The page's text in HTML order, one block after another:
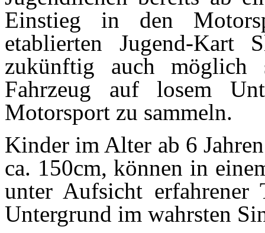
Einstieg in den
etablierten Jugend-Kart
zukünftig auch
Fahrzeug auf losem
Motorsport zu sammeln.
Kinder im Alter ab 6
ca. 150cm, können in
unter Aufsicht erfahrener
Untergrund im wahrsten